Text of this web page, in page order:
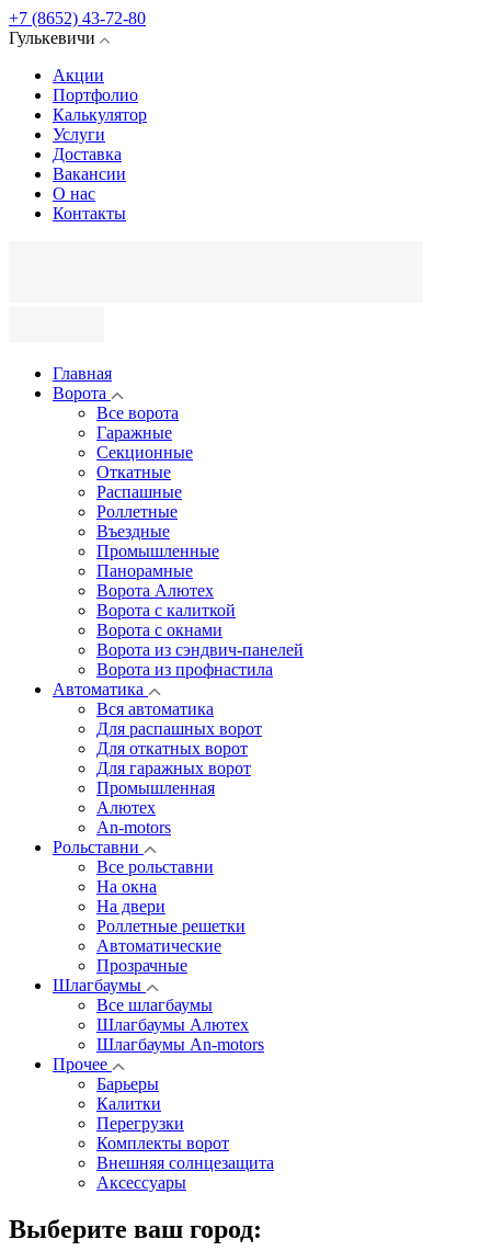
+7 (8652) 43-72-80
Гулькевичи
Акции
Портфолио
Калькулятор
Услуги
Доставка
Вакансии
О нас
Контакты
Главная
Ворота
Все ворота
Гаражные
Секционные
Откатные
Распашные
Роллетные
Въездные
Промышленные
Панорамные
Ворота Алютех
Ворота с калиткой
Ворота c окнами
Ворота из сэндвич-панелей
Ворота из профнастила
Автоматика
Вся автоматика
Для распашных ворот
Для откатных ворот
Для гаражных ворот
Промышленная
Алютех
An-motors
Рольставни
Все рольставни
На окна
На двери
Роллетные решетки
Автоматические
Прозрачные
Шлагбаумы
Все шлагбаумы
Шлагбаумы Алютех
Шлагбаумы An-motors
Прочее
Барьеры
Калитки
Перегрузки
Комплекты ворот
Внешняя солнцезащита
Аксессуары
Выберите ваш город: